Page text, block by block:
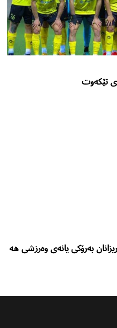
تێکەوت
بەرۆکی یانەی وەرزشی هە